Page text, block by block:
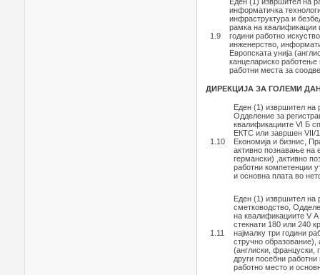
1.9
информатичка
инфраструктура и
рамка на квалификации
години работно
инженерство,
Европската унија
канцелариско работење
работни места за
ДИРЕКЦИЈА ЗА ГОЛЕМИ
1.10
Еден (1) извршител на
Одделение за
квалификациите VI Б
ЕКТС или завршен VII/1
Економија и бизнис,
активно познавање на
германски) ,активно
работни компетенции
и основна плата во
1.11
Еден (1) извршител на
сметководство,
на квалификациите V
стекнати 180 или 240
најмалку три години
стручно образование),
(англиски, француски,
други посебни
работно место и